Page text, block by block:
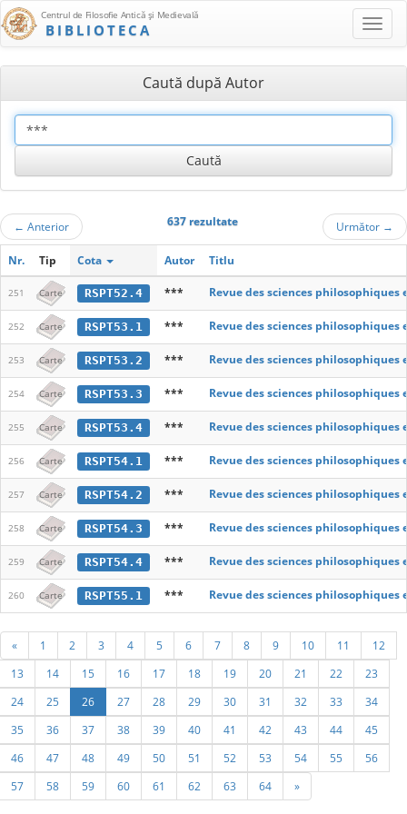
Centrul de Filosofie Antică şi Medievală
BIBLIOTECA
Caută după Autor
← Anterior 637 rezultate Următor →
Nr. Tip Cota Autor Titlu
251 Carte RSPT52.4 *** Revue des sciences philosophiques
252 Carte RSPT53.1 *** Revue des sciences philosophiques
253 Carte RSPT53.2 *** Revue des sciences philosophiques
254 Carte RSPT53.3 *** Revue des sciences philosophiques
255 Carte RSPT53.4 *** Revue des sciences philosophiques
256 Carte RSPT54.1 *** Revue des sciences philosophiques
257 Carte RSPT54.2 *** Revue des sciences philosophiques
258 Carte RSPT54.3 *** Revue des sciences philosophiques
259 Carte RSPT54.4 *** Revue des sciences philosophiques
260 Carte RSPT55.1 *** Revue des sciences philosophiques
« 1 2 3 4 5 6 7 8 9 10 11
12
13
14 15 16 17 18 19 20 21 22
23
24
25 26 27 28 29 30 31 32 33
34
35
36 37 38 39 40 41 42 43 44
45
46
47 48 49 50 51 52 53 54 55
56
57
58 59 60 61 62 63 64 »